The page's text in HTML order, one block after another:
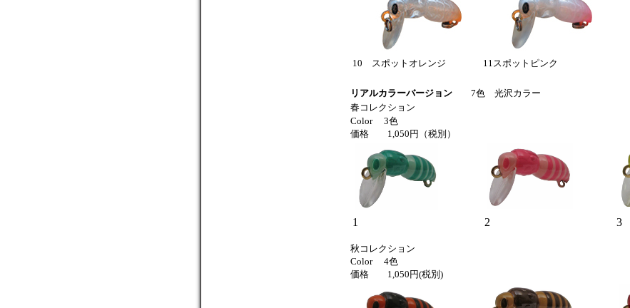
10 スポットオレンジ 11スポットピンク
リアルカラーバージョン 7色 光沢カラー
春コレクション
Color 3色
価格 1,050円（税別）
1 2 3
秋コレクション
Color 4色
価格 1,050円(税別)